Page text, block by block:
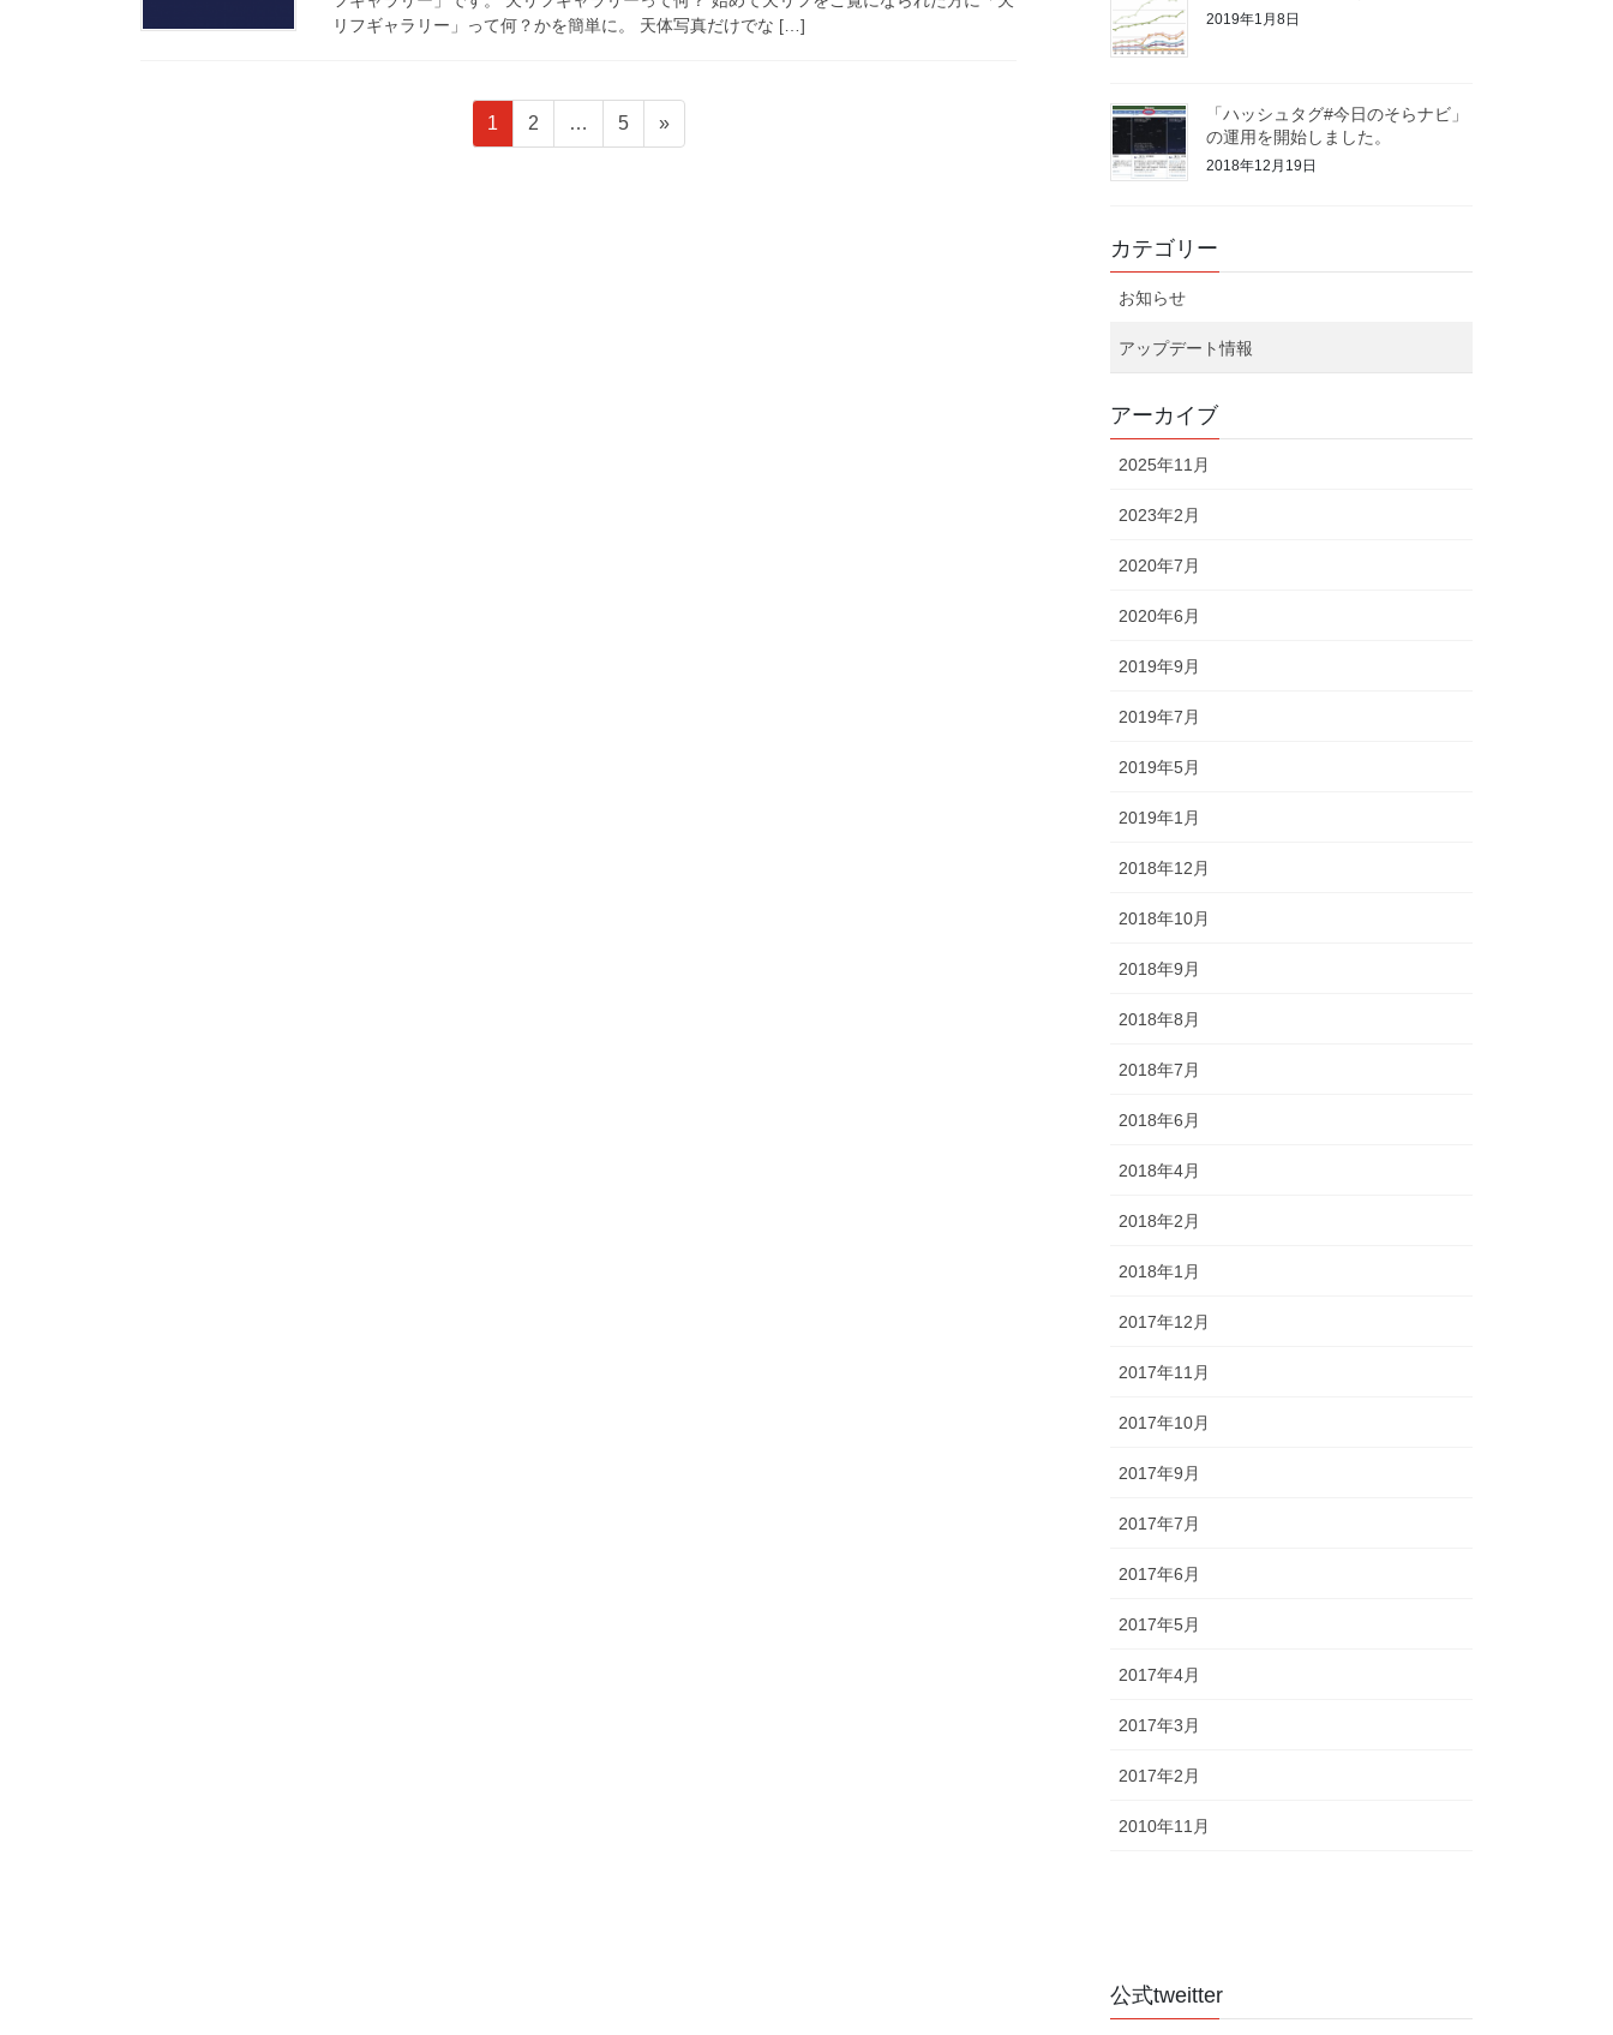
リフギャラリー」って何？かを簡単に。 天体写真だけでな […]
固
定
1
固
定
2 …
固
定
5 »
2019年1月8日
「ハッシュタグ#今日のそらナビ」
の運用を開始しました。
2018年12月19日
カテゴリー
お知らせ
アップデート情報
アーカイブ
2025年11月
2023年2月
2020年7月
2020年6月
2019年9月
2019年7月
2019年5月
2019年1月
2018年12月
2018年10月
2018年9月
2018年8月
2018年7月
2018年6月
2018年4月
2018年2月
2018年1月
2017年12月
2017年11月
2017年10月
2017年9月
2017年7月
2017年6月
2017年5月
2017年4月
2017年3月
2017年2月
2010年11月
公式tweitter